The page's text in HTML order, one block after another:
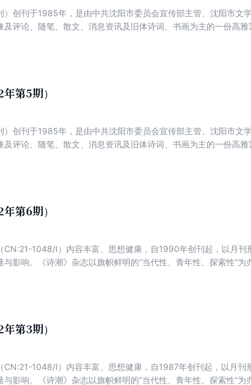
）创刊于1985年，是由中共沈阳市委员会宣传部主管、沈阳市文
及评论、随笔、散文、消息资讯及旧体诗词、书画为主的一份高
第5期）
）创刊于1985年，是由中共沈阳市委员会宣传部主管、沈阳市文
及评论、随笔、散文、消息资讯及旧体诗词、书画为主的一份高
第6期）
CN:21-1048/I）内容丰富、思想健康，自1990年创刊起，以月
与影响。《诗潮》杂志以旗帜鲜明的“当代性、青年性、探索性”
第3期）
CN:21-1048/I）内容丰富、思想健康，自1987年创刊起，以月刊
与影响。《诗潮》杂志以旗帜鲜明的“当代性、青年性、探索性”